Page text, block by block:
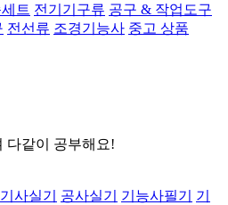
트 전기기구류 공구 & 작업도구
전선류 조경기능사 중고 상품
다같이 공부해요!
기사실기 공사실기 기능사필기
기